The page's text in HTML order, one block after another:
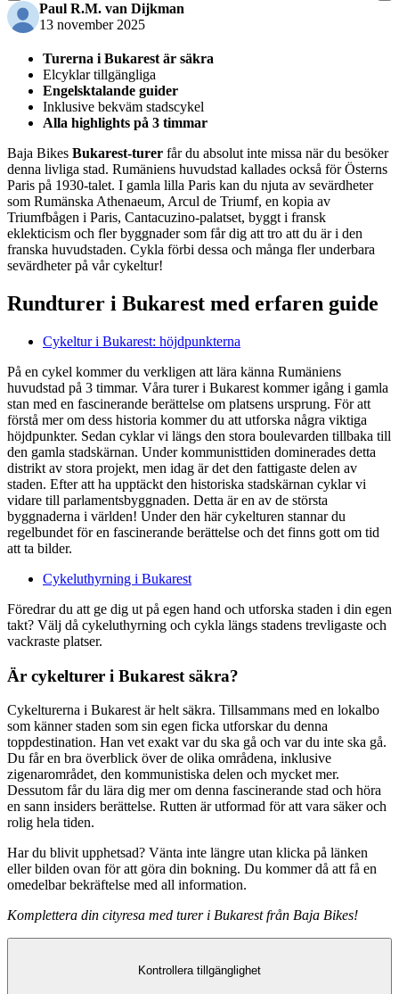
Paul R.M. van Dijkman
13 november 2025
Turerna i Bukarest är säkra
Elcyklar tillgängliga
Engelsktalande guider
Inklusive bekväm stadscykel
Alla highlights på 3 timmar
Baja Bikes Bukarest-turer får du absolut inte missa när du besöker
denna livliga stad. Rumäniens huvudstad kallades också för Österns
Paris på 1930-talet. I gamla lilla Paris kan du njuta av sevärdheter
som Rumänska Athenaeum, Arcul de Triumf, en kopia av
Triumfbågen i Paris, Cantacuzino-palatset, byggt i fransk
eklekticism och fler byggnader som får dig att tro att du är i den
franska huvudstaden. Cykla förbi dessa och många fler underbara
sevärdheter på vår cykeltur!
Rundturer i Bukarest med erfaren guide
Cykeltur i Bukarest: höjdpunkterna
På en cykel kommer du verkligen att lära känna Rumäniens
huvudstad på 3 timmar. Våra turer i Bukarest kommer igång i gamla
stan med en fascinerande berättelse om platsens ursprung. För att
förstå mer om dess historia kommer du att utforska några viktiga
höjdpunkter. Sedan cyklar vi längs den stora boulevarden tillbaka till
den gamla stadskärnan. Under kommunisttiden dominerades detta
distrikt av stora projekt, men idag är det den fattigaste delen av
staden. Efter att ha upptäckt den historiska stadskärnan cyklar vi
vidare till parlamentsbyggnaden. Detta är en av de största
byggnaderna i världen! Under den här cykelturen stannar du
regelbundet för en fascinerande berättelse och det finns gott om tid
att ta bilder.
Cykeluthyrning i Bukarest
Föredrar du att ge dig ut på egen hand och utforska staden i din egen
takt? Välj då cykeluthyrning och cykla längs stadens trevligaste och
vackraste platser.
Är cykelturer i Bukarest säkra?
Cykelturerna i Bukarest är helt säkra. Tillsammans med en lokalbo
som känner staden som sin egen ficka utforskar du denna
toppdestination. Han vet exakt var du ska gå och var du inte ska gå.
Du får en bra överblick över de olika områdena, inklusive
zigenarområdet, den kommunistiska delen och mycket mer.
Dessutom får du lära dig mer om denna fascinerande stad och höra
en sann insiders berättelse. Rutten är utformad för att vara säker och
rolig hela tiden.
Har du blivit upphetsad? Vänta inte längre utan klicka på länken
eller bilden ovan för att göra din bokning. Du kommer då att få en
omedelbar bekräftelse med all information.
Komplettera din cityresa med turer i Bukarest från Baja Bikes!
Kontrollera tillgänglighet